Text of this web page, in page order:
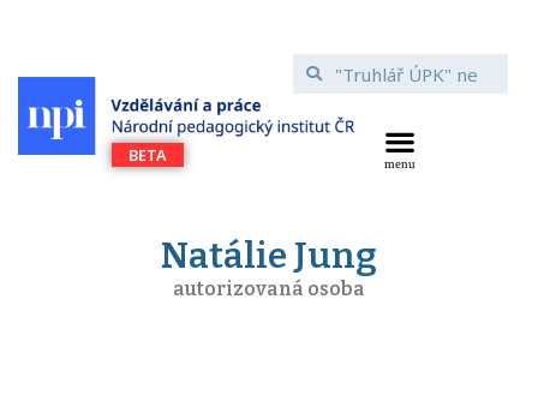
Natálie Jung
autorizovaná osoba